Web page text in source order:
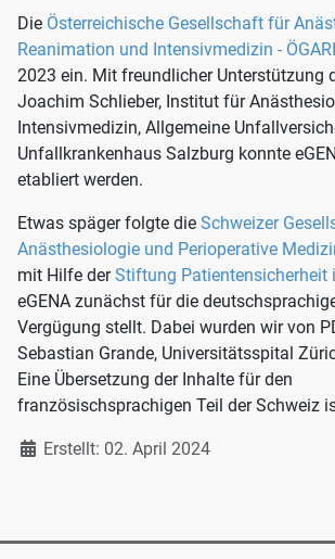
Die Österreichische Gesellschaft für
Reanimation und Intensivmedizin - ÖGARI
2023 ein. Mit freundlicher Unterstützung
Joachim Schlieber, Institut für
Intensivmedizin, Allgemeine
Unfallkrankenhaus Salzburg konnte
etabliert werden.
Etwas späger folgte die Schweizer
Anästhesiologie und Perioperative
mit Hilfe derStiftung Patientensicherheit
eGENA zunächst für die
Vergügung stellt. Dabei wurden wir von
Sebastian Grande, Universitätsspital
Eine Übersetzung der Inhalte für den
französischsprachigen Teil der Schweiz
DetailsErstellt: 02. April 2024